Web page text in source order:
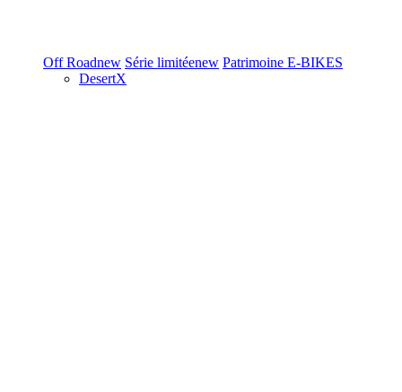
Off Roadnew Série limitéenew Patrimoine E-BIKES
DesertX